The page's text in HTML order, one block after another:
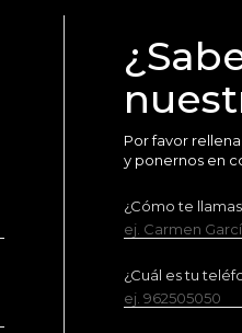
Por favor
y ponernos en
¿Cómo te
ej. Carmen
¿Cuál es tu
ej. 962505050